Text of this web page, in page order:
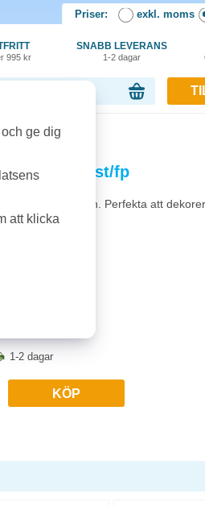
Priser: exkl. moms
995 kr
SNABB LEVERANS
1-2 dagar
8cm 50st/fp
svenska flaggan. Perfekta att
1-2 dagar
KÖP
ge dig
att klicka